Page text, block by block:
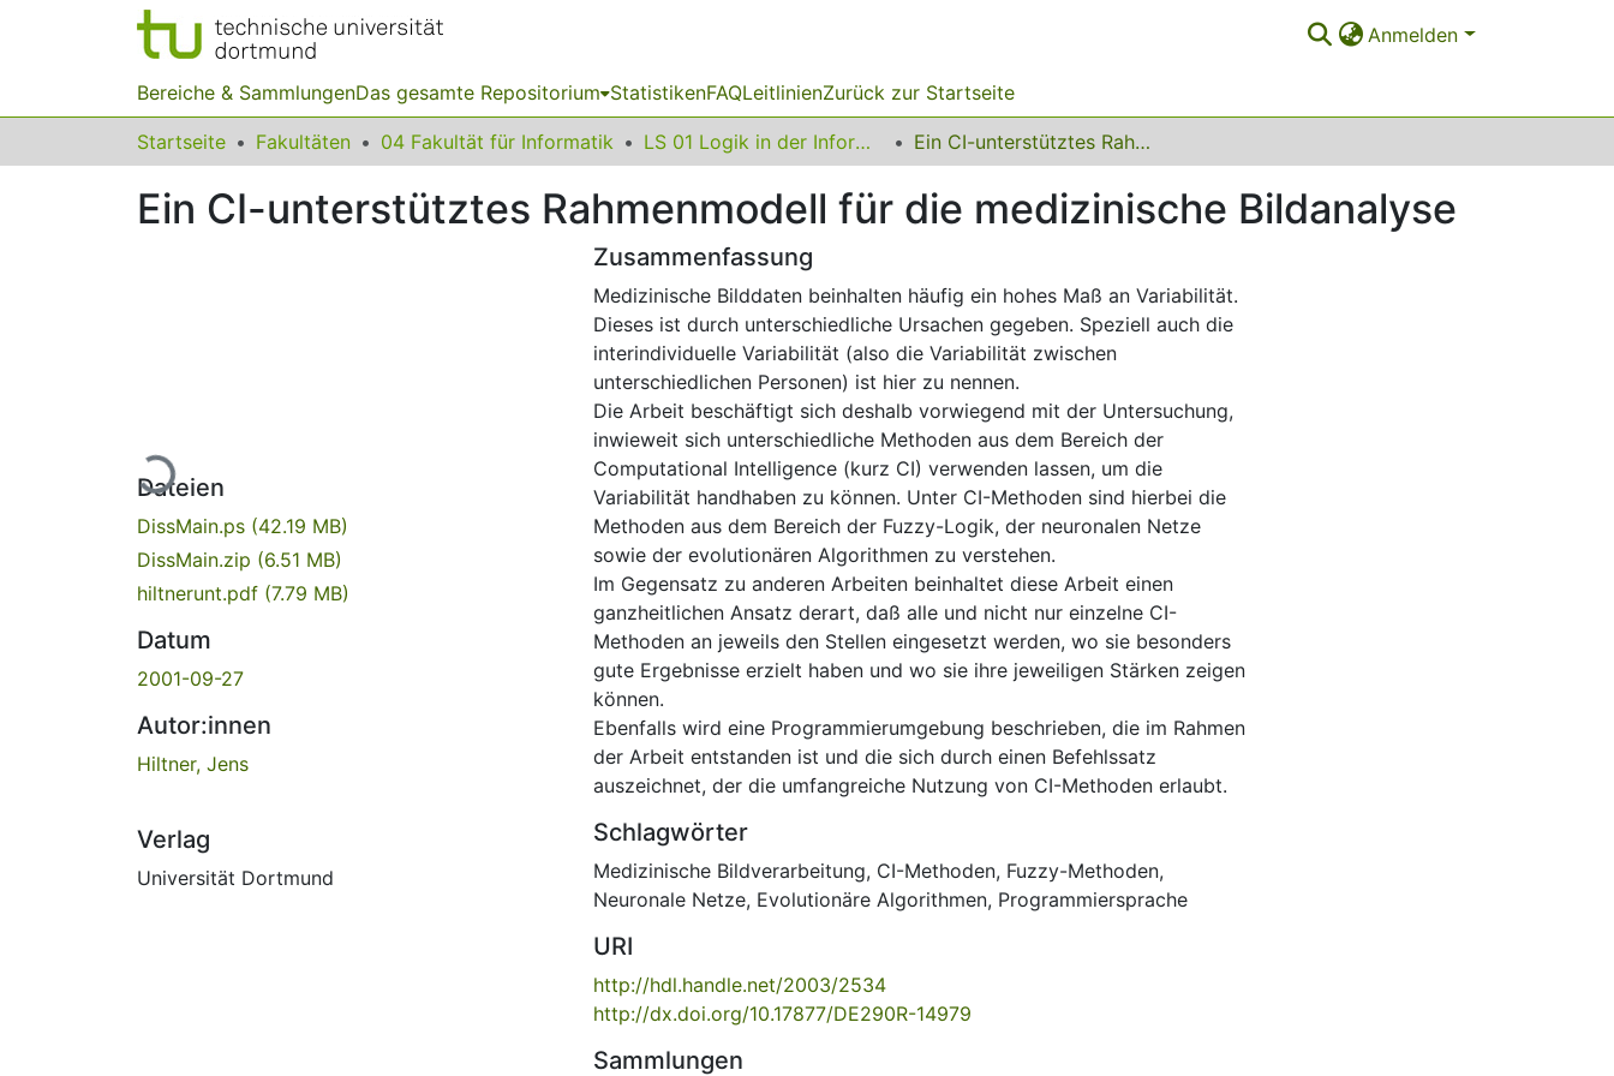
Anmelden
Bereiche & SammlungenDas gesamte Repositorium StatistikenFAQLeitlinienZurück zur Startseite
Startseite Fakultäten 04 Fakultät für Informatik LS 01 Logik in der Informatik Ein CI-unterstütztes Rahmenmodell für die medizinische Bildanalyse
Ein CI-unterstütztes Rahmenmodell für die medizinische Bildanalyse
Lade...
Dateien
DissMain.ps (42.19 MB)
DissMain.zip (6.51 MB)
hiltnerunt.pdf (7.79 MB)
Datum
2001-09-27
Autor:innen
Hiltner, Jens
Verlag
Universität Dortmund
Zusammenfassung
Medizinische Bilddaten beinhalten häufig ein hohes Maß an Variabilität.
Dieses ist durch unterschiedliche Ursachen gegeben. Speziell auch die
interindividuelle Variabilität (also die Variabilität zwischen
unterschiedlichen Personen) ist hier zu nennen.
Die Arbeit beschäftigt sich deshalb vorwiegend mit der Untersuchung,
inwieweit sich unterschiedliche Methoden aus dem Bereich der
Computational Intelligence (kurz CI) verwenden lassen, um die
Variabilität handhaben zu können. Unter CI-Methoden sind hierbei die
Methoden aus dem Bereich der Fuzzy-Logik, der neuronalen Netze
sowie der evolutionären Algorithmen zu verstehen.
Im Gegensatz zu anderen Arbeiten beinhaltet diese Arbeit einen
ganzheitlichen Ansatz derart, daß alle und nicht nur einzelne CI-
Methoden an jeweils den Stellen eingesetzt werden, wo sie besonders
gute Ergebnisse erzielt haben und wo sie ihre jeweiligen Stärken zeigen
können.
Ebenfalls wird eine Programmierumgebung beschrieben, die im Rahmen
der Arbeit entstanden ist und die sich durch einen Befehlssatz
auszeichnet, der die umfangreiche Nutzung von CI-Methoden erlaubt.
Schlagwörter
Medizinische Bildverarbeitung, CI-Methoden, Fuzzy-Methoden,
Neuronale Netze, Evolutionäre Algorithmen, Programmiersprache
URI
http://hdl.handle.net/2003/2534
http://dx.doi.org/10.17877/DE290R-14979
Sammlungen